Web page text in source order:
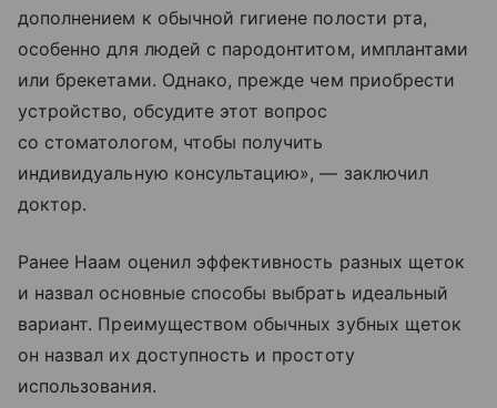
дополнением к обычной гигиене полости рта,
особенно для людей с пародонтитом, имплантами
или брекетами. Однако, прежде чем приобрести
устройство, обсудите этот вопрос
со стоматологом, чтобы получить
индивидуальную консультацию», — заключил
доктор.
Ранее Наам оценил эффективность разных щеток
и назвал основные способы выбрать идеальный
вариант. Преимуществом обычных зубных щеток
он назвал их доступность и простоту
использования.